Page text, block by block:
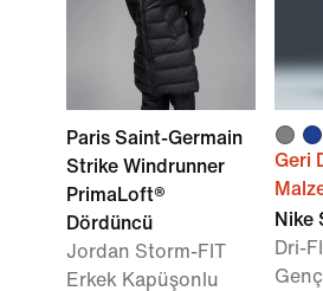
Paris Saint-Germain
Strike Windrunner
PrimaLoft®
Dördüncü
Jordan Storm-FIT
Erkek Kapüşonlu
Geri
Nike
Dri-